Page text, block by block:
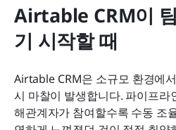
Airtable CRM이
기 시작할 때
Airtable CRM은 소규모 환경에
시 마찰이 발생합니다. 파이프라
해관계자가 참여할수록 수동 조